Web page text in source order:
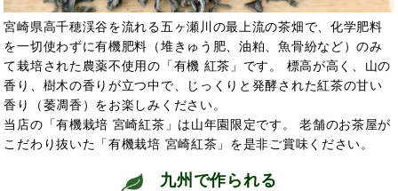
宮崎県高千穂渓谷を流れる五ヶ瀬川の最上流の茶畑で、化学肥料
を一切使わずに有機肥料（堆きゅう肥、油粕、魚骨紛など）のみ
て栽培された農薬不使用の「有機 紅茶」です。 標高が高く、山の
香り、樹木の香りが立つ中で、じっくりと発酵された紅茶の甘い
香り（萎凋香）をお楽しみください。
当店の「有機栽培 宮崎紅茶」は山年園限定です。 老舗のお茶屋が
こだわり抜いた「有機栽培 宮崎紅茶」を是非ご賞味ください。
九州で作られる